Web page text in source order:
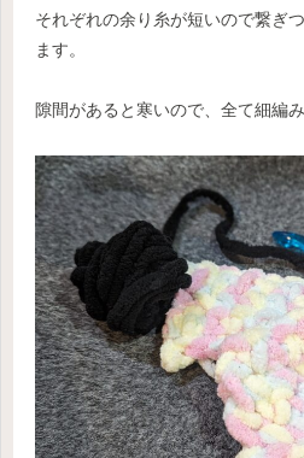
それぞれの余り糸が短いので繋ぎ
ます。
隙間があると寒いので、全て細編